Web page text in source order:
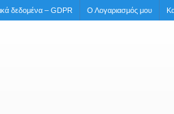
δεδομένα – GDPR Ο Λογαριασμός μου